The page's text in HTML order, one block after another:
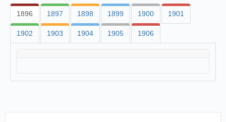
1896 1897 1898 1899 1900 1901
1902 1903 1904 1905 1906